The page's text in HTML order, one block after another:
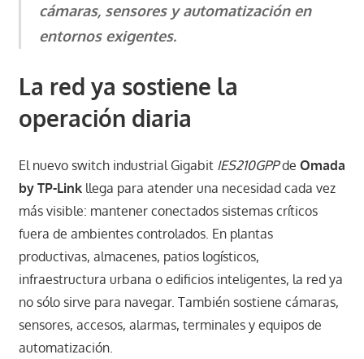
cámaras, sensores y automatización en
entornos exigentes.
La red ya sostiene la
operación diaria
El nuevo switch industrial Gigabit IES210GPPde Omada
by TP-Linkllega para atender una necesidad cada vez
más visible: mantener conectados sistemas críticos
fuera de ambientes controlados. En plantas
productivas, almacenes, patios logísticos,
infraestructura urbana o edificios inteligentes, la red ya
no sólo sirve para navegar. También sostiene cámaras,
sensores, accesos, alarmas, terminales y equipos de
automatización.